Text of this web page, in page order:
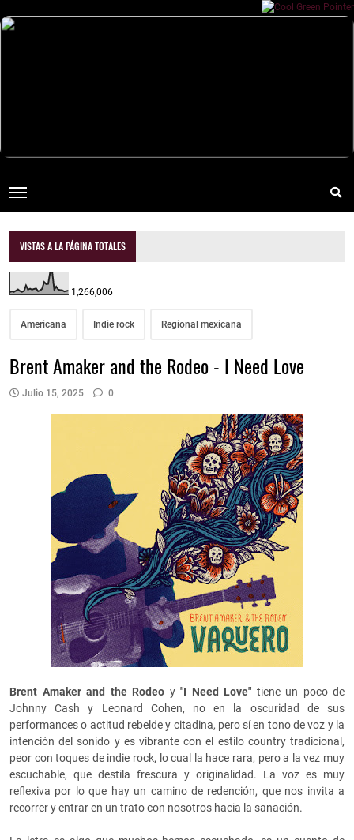
VISTAS A LA PÁGINA TOTALES
1,266,006
Americana Indie rock Regional mexicana
Brent Amaker and the Rodeo - I Need Love
Julio 15, 2025 0
Brent Amaker and the Rodeo y "I Need Love" tiene un poco de
Johnny Cash y Leonard Cohen, no en la oscuridad de sus
performances o actitud rebelde y citadina, pero sí en tono de voz y la
intención del sonido y es vibrante con el estilo country tradicional,
peor con toques de indie rock, lo cual la hace rara, pero a la vez muy
escuchable, que destila frescura y originalidad. La voz es muy
reflexiva por lo que hay un camino de redención, que nos invita a
recorrer y entrar en un trato con nosotros hacia la sanación.